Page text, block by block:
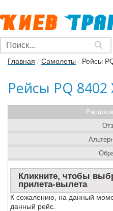
Главная / Самолеты / Рейсы
Рейсы PQ
Кликните, чтобы
прилета-вылета
К сожалению, на данный
данный рейс.